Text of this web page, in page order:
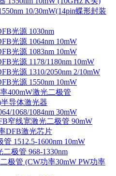
10/30mW(14pin蝶形封装
光源 1030nm
光源 1064nm 10mW
光源 1083nm 10mW
光源 1178/1180nm 10mW
光源 1310/2050nm 2/10mW
光源 1550nm 10mW
400mW激光二极管
导体激光器
1068/1084nm 30mW
窄线宽激光二极管 90mW
DFB激光芯片
1512.5-1600nm 10mW
二极管 968-1330nm
极管 (CW功率30mW PW功率